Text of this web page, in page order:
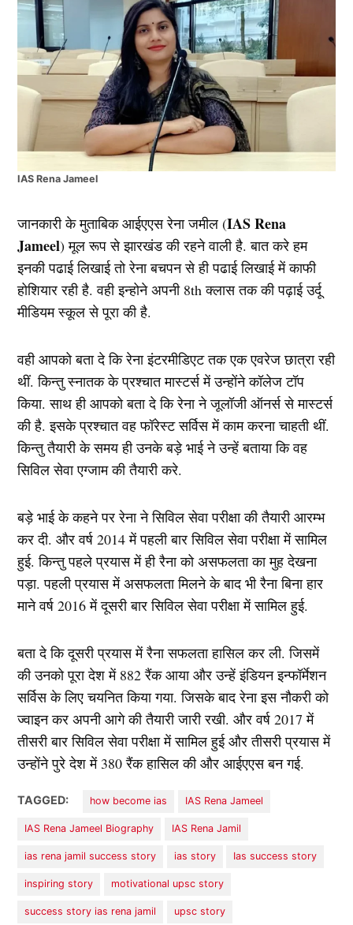
IAS Rena Jameel
जानकारी के मुताबिक आईएएस रेना जमील (IAS Rena
Jameel) मूल रूप से झारखंड की रहने वाली है. बात करे हम
इनकी पढाई लिखाई तो रेना बचपन से ही पढाई लिखाई में काफी
होशियार रही है. वही इन्होने अपनी 8th क्लास तक की पढ़ाई उर्दू
मीडियम स्कूल से पूरा की है.
वही आपको बता दे कि रेना इंटरमीडिएट तक एक एवरेज छात्रा रही
थीं. किन्तु स्नातक के प्रश्चात मास्टर्स में उन्होंने कॉलेज टॉप
किया. साथ ही आपको बता दे कि रेना ने जूलॉजी ऑनर्स से मास्टर्स
की है. इसके प्रश्चात वह फॉरेस्ट सर्विस में काम करना चाहती थीं.
किन्तु तैयारी के समय ही उनके बड़े भाई ने उन्हें बताया कि वह
सिविल सेवा एग्जाम की तैयारी करे.
बड़े भाई के कहने पर रेना ने सिविल सेवा परीक्षा की तैयारी आरम्भ
कर दी. और वर्ष 2014 में पहली बार सिविल सेवा परीक्षा में सामिल
हुई. किन्तु पहले प्रयास में ही रैना को असफलता का मुह देखना
पड़ा. पहली प्रयास में असफलता मिलने के बाद भी रैना बिना हार
माने वर्ष 2016 में दूसरी बार सिविल सेवा परीक्षा में सामिल हुई.
बता दे कि दूसरी प्रयास में रैना सफलता हासिल कर ली. जिसमें
की उनको पूरा देश में 882 रैंक आया और उन्हें इंडियन इन्फॉर्मेशन
सर्विस के लिए चयनित किया गया. जिसके बाद रेना इस नौकरी को
ज्वाइन कर अपनी आगे की तैयारी जारी रखी. और वर्ष 2017 में
तीसरी बार सिविल सेवा परीक्षा में सामिल हुई और तीसरी प्रयास में
उन्होंने पुरे देश में 380 रैंक हासिल की और आईएएस बन गई.
TAGGED: how become ias IAS Rena Jameel
IAS Rena Jameel Biography IAS Rena Jamil
ias rena jamil success story ias story Ias success story
inspiring story motivational upsc story
success story ias rena jamil upsc story